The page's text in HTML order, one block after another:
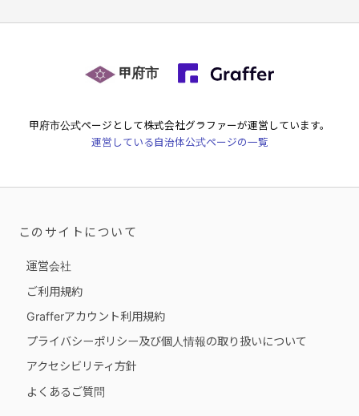
甲府市
甲府市公式ページとして株式会社グラファーが運営しています。
運営している自治体公式ページの一覧
このサイトについて
運営会社
ご利用規約
Grafferアカウント利用規約
プライバシーポリシー及び個人情報の取り扱いについて
アクセシビリティ方針
よくあるご質問